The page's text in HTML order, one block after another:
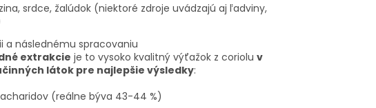
srdce, žalúdok (niektoré zdroje uvádzajú aj ľadviny,
následnému spracovaniu
extrakcie je to vysoko kvalitný výťažok z coriolu v
látok pre najlepšie výsledky:
(reálne býva 43-44 %)